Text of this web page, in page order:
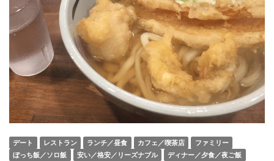
デート レストラン ランチ／昼食 カフェ／喫茶店
ファミリー
ぼっち飯／ソロ飯
安い／格安／リーズナブル
ディナー／夕食／夜ご飯